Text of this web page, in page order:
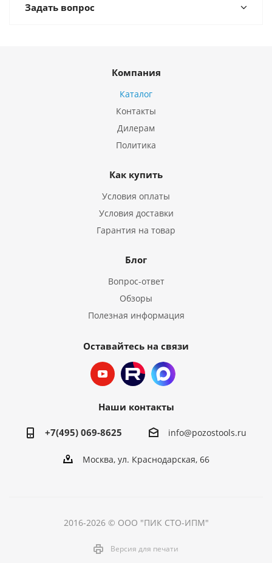
Задать вопрос
Компания
Каталог
Контакты
Дилерам
Политика
Как купить
Условия оплаты
Условия доставки
Гарантия на товар
Блог
Вопрос-ответ
Обзоры
Полезная информация
Оставайтесь на связи
Наши контакты
+7(495) 069-8625 info@pozostools.ru
Москва, ул. Краснодарская, 66
2016-2026 © ООО "ПИК СТО-ИПМ"
Версия для печати